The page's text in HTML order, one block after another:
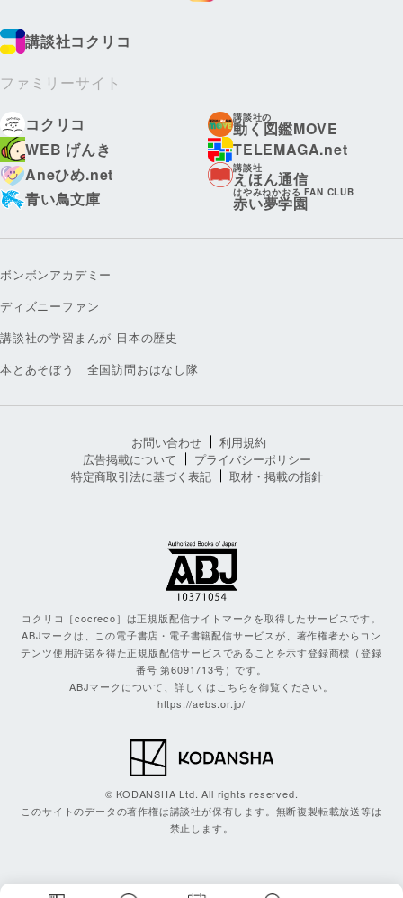
講談社コクリコ
ファミリーサイト
コクリコ
講談社の
動く図鑑MOVE
WEB げんき
TELEMAGA.net
Aneひめ.net
講談社
えほん通信
青い鳥文庫
はやみねかおる FAN CLUB
赤い夢学園
ボンボンアカデミー
ディズニーファン
講談社の学習まんが 日本の歴史
本とあそぼう 全国訪問おはなし隊
お問い合わせ
利用規約
広告掲載について
プライバシーポリシー
特定商取引法に基づく表記
取材・掲載の指針
コクリコ［cocreco］は正規版配信サイトマークを取得したサービスです。
ABJマークは、この電子書店・電子書籍配信サービスが、著作権者からコン
テンツ使用許諾を得た正規版配信サービスであることを示す登録商標（登録
番号 第6091713号）です。
ABJマークについて、詳しくはこちらを御覧ください。
https://aebs.or.jp/
© KODANSHA Ltd. All rights reserved.
このサイトのデータの著作権は講談社が保有します。無断複製転載放送等は
禁止します。